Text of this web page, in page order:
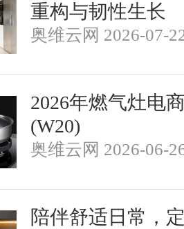
重构与韧性生长
奥维云网 2026-07-
2026年燃气灶电
(W20)
奥维云网 2026-06-
陪伴舒适日常，